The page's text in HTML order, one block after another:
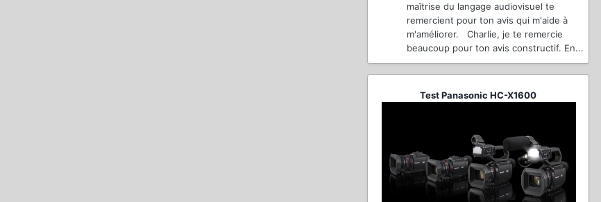
maîtrise du langage audiovisuel te
remercient pour ton avis qui m'aide à
m'améliorer. Charlie, je te remercie
beaucoup pour ton avis constructif. En...
Test Panasonic HC-X1600